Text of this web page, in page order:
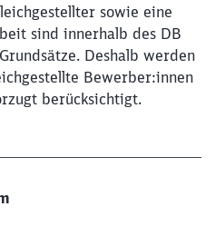
sowie eine
sind innerhalb des DB
Deshalb werden
Bewerber:innen
berücksichtigt.